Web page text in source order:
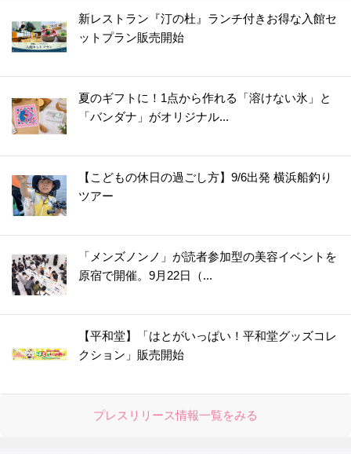
新レストラン『汀の杜』ランチ付きお得な入館セ
ットプラン販売開始
夏のギフトに！1点から作れる「溶けない氷」と
「バンダナ」がオリジナル...
【こどもの休日の過ごし方】9/6出発 横浜船釣り
ツアー
「メンズノンノ」が読者参加型の美容イベントを
原宿で開催。9月22日（...
【平和堂】「はとがいっぱい！平和堂グッズコレ
クション」販売開始
プレスリリース情報一覧をみる